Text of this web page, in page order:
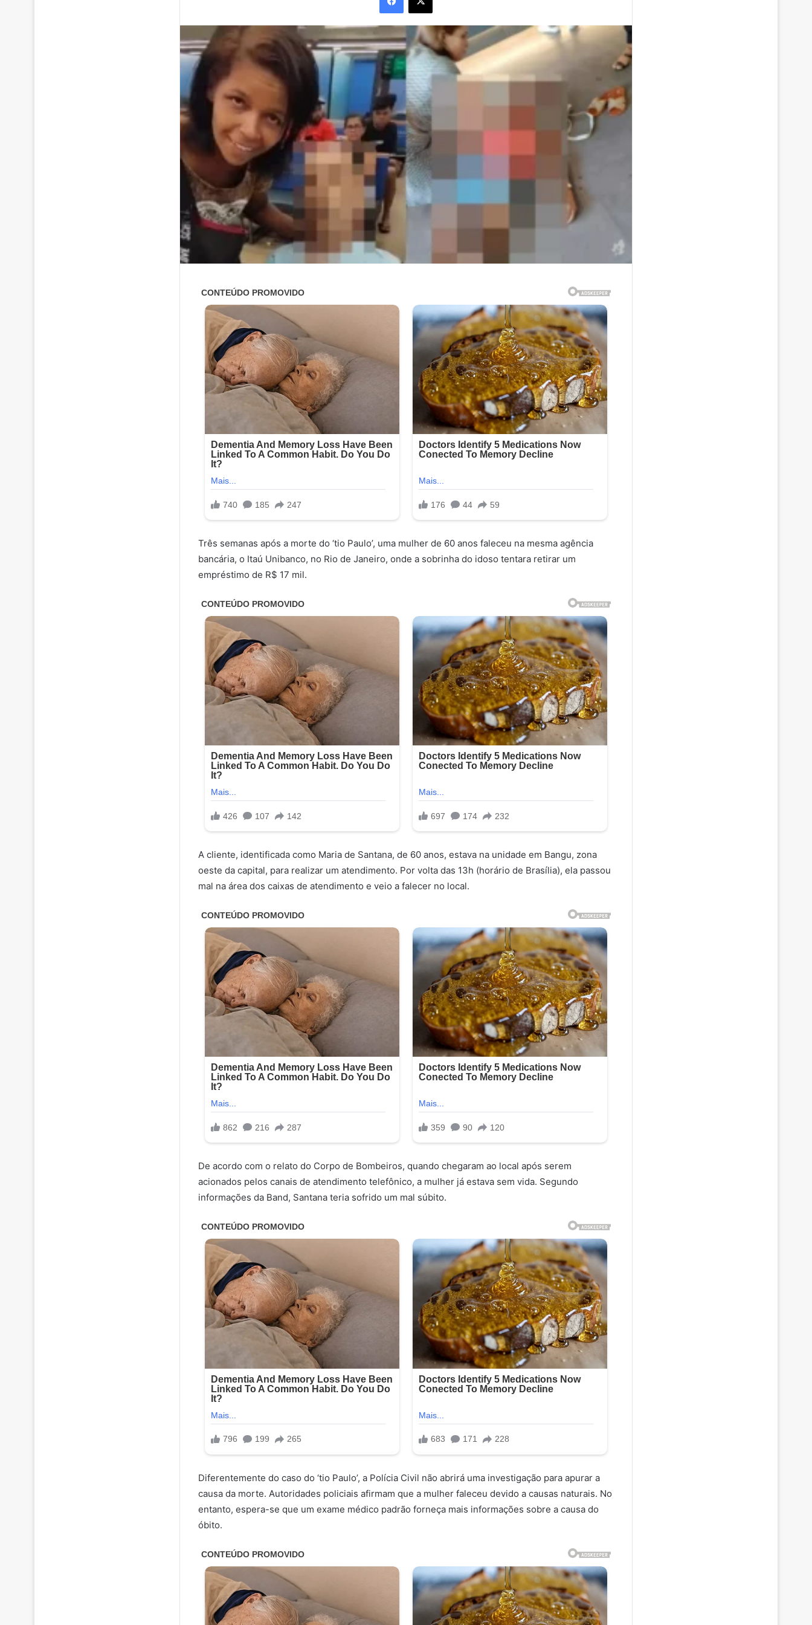
Três semanas após a morte do ‘tio Paulo’, uma mulher de 60 anos faleceu na mesma agência
bancária, o Itaú Unibanco, no Rio de Janeiro, onde a sobrinha do idoso tentara retirar um
empréstimo de R$ 17 mil.
A cliente, identificada como Maria de Santana, de 60 anos, estava na unidade em Bangu, zona
oeste da capital, para realizar um atendimento. Por volta das 13h (horário de Brasília), ela passou
mal na área dos caixas de atendimento e veio a falecer no local.
De acordo com o relato do Corpo de Bombeiros, quando chegaram ao local após serem
acionados pelos canais de atendimento telefônico, a mulher já estava sem vida. Segundo
informações da Band, Santana teria sofrido um mal súbito.
Diferentemente do caso do ‘tio Paulo’, a Polícia Civil não abrirá uma investigação para apurar a
causa da morte. Autoridades policiais afirmam que a mulher faleceu devido a causas naturais. No
entanto, espera-se que um exame médico padrão forneça mais informações sobre a causa do
óbito.